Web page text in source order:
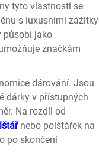
tyto vlastnosti se
s luxusními zážitky
působí jako
značkám
dárování. Jsou
dárky v přístupných
Na rozdíl od
nebo polštářek na
po skončení